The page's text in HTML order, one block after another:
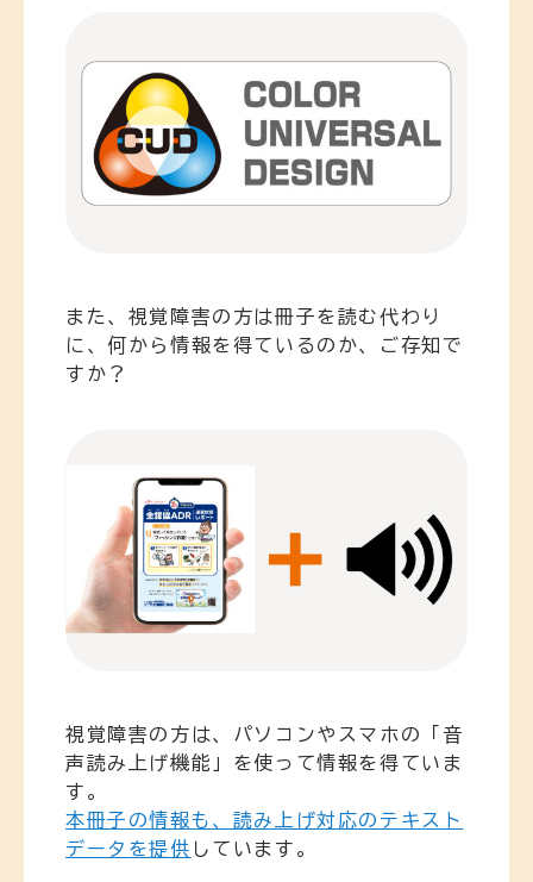
また、視覚障害の方は冊子を読む代わり
に、何から情報を得ているのか、ご存知で
すか？
視覚障害の方は、パソコンやスマホの「音
声読み上げ機能」を使って情報を得ていま
す。
本冊子の情報も、読み上げ対応のテキスト
データを提供 しています。